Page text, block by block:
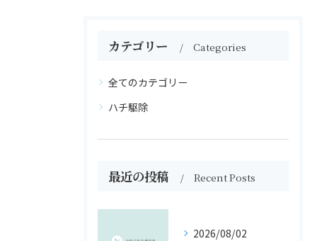
カテゴリー Categories
全てのカテゴリー
ハチ駆除
最近の投稿 Recent Posts
2026/08/02